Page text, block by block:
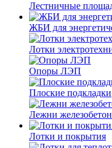
Лестничные
ЖБИ для
Лотки
Опоры ЛЭП
Плоские подкладки
Лежни
Лотки и покрытия